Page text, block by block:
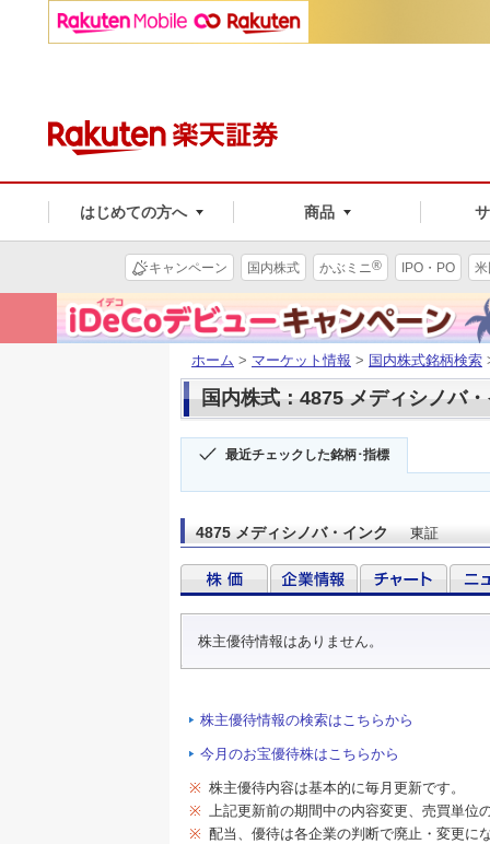
はじめての方へ 商品
キャンペーン 国内株式 かぶミニ® IPO・PO
ホーム > マーケット情報 > 国内株式銘柄検索
国内株式：4875 メディシノバ
最近チェックした銘柄･指標
4875 メディシノバ・インク 東証
株主優待情報はありません。
株主優待情報の検索はこちらから
今月のお宝優待株はこちらから
※ 株主優待内容は基本的に毎月更新です。
※ 上記更新前の期間中の内容変更、売買単位
※ 配当、優待は各企業の判断で廃止・変更に